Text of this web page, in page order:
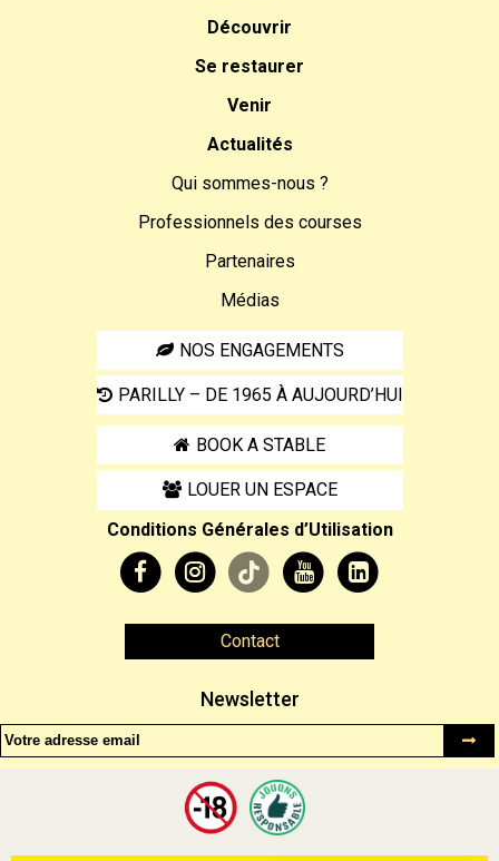
Découvrir
Se restaurer
Venir
Actualités
Qui sommes-nous ?
Professionnels des courses
Partenaires
Médias
NOS ENGAGEMENTS
PARILLY – DE 1965 À AUJOURD’HUI
BOOK A STABLE
LOUER UN ESPACE
Conditions Générales d’Utilisation
Contact
Newsletter